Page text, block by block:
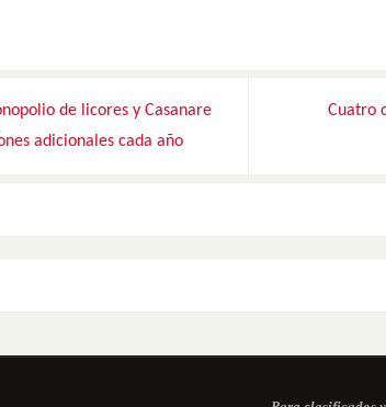
de licores y Casanare
adicionales cada año
Cuatro